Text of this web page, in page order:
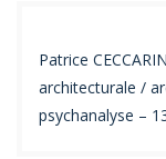
Patrice
architecturale /
psychanalyse –